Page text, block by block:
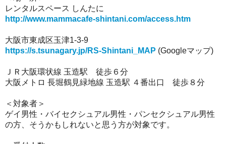
レンタルスペース しんたに
http://www.mammacafe-shintani.com/access.htm
大阪市東成区玉津1-3-9
https://s.tsunagary.jp/RS-Shintani_MAP (Googleマップ)
ＪＲ大阪環状線 玉造駅 徒歩６分
大阪メトロ 長堀鶴見緑地線 玉造駅 ４番出口 徒歩８分
＜対象者＞
ゲイ男性・ バイセクシュアル男性・パンセクシュアル男性
の方、そうかもしれないと思う方が対象です。